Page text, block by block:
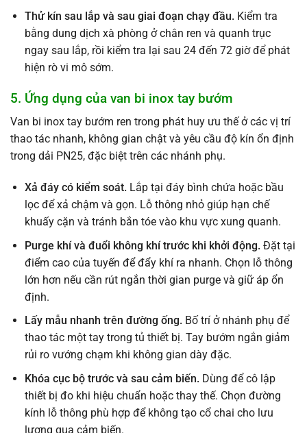
Thử kín sau lắp và sau giai đoạn chạy đầu.Kiểm tra
bằng dung dịch xà phòng ở chân ren và quanh trục
ngay sau lắp, rồi kiểm tra lại sau 24 đến 72 giờ để phát
hiện rò vi mô sớm.
5. Ứng dụng của van bi inox tay bướm
Van bi inox tay bướm ren trong phát huy ưu thế ở các vị trí
thao tác nhanh, không gian chật và yêu cầu độ kín ổn định
trong dải PN25, đặc biệt trên các nhánh phụ.
Xả đáy có kiểm soát.Lắp tại đáy bình chứa hoặc bầu
lọc để xả chậm và gọn. Lỗ thông nhỏ giúp hạn chế
khuấy cặn và tránh bắn tóe vào khu vực xung quanh.
Purge khí và đuổi không khí trước khi khởi động.Đặt tại
điểm cao của tuyến để đẩy khí ra nhanh. Chọn lỗ thông
lớn hơn nếu cần rút ngắn thời gian purge và giữ áp ổn
định.
Lấy mẫu nhanh trên đường ống.Bố trí ở nhánh phụ để
thao tác một tay trong tủ thiết bị. Tay bướm ngắn giảm
rủi ro vướng chạm khi không gian dày đặc.
Khóa cục bộ trước và sau cảm biến.Dùng để cô lập
thiết bị đo khi hiệu chuẩn hoặc thay thế. Chọn đường
kính lỗ thông phù hợp để không tạo cổ chai cho lưu
lượng qua cảm biến.